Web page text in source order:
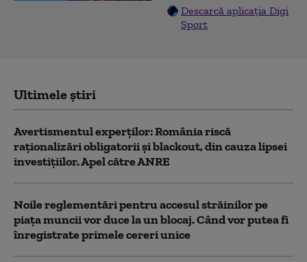
Descarcă aplicația Digi
Sport
Ultimele știri
Avertismentul experților: România riscă
raționalizări obligatorii și blackout, din cauza lipsei
investițiilor. Apel către ANRE
Noile reglementări pentru accesul străinilor pe
piaţa muncii vor duce la un blocaj. Când vor putea fi
înregistrate primele cereri unice